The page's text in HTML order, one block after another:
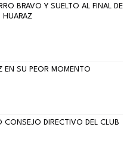
BRAVO Y SUELTO AL FINAL DE
HUARAZ
EN SU PEOR MOMENTO
CONSEJO DIRECTIVO DEL CLUB